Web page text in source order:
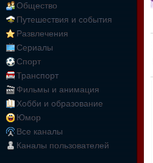
Общество
Путешествия и события
Развлечения
Сериалы
Спорт
Транспорт
Фильмы и анимация
Хобби и образование
Юмор
Все каналы
Каналы пользователей